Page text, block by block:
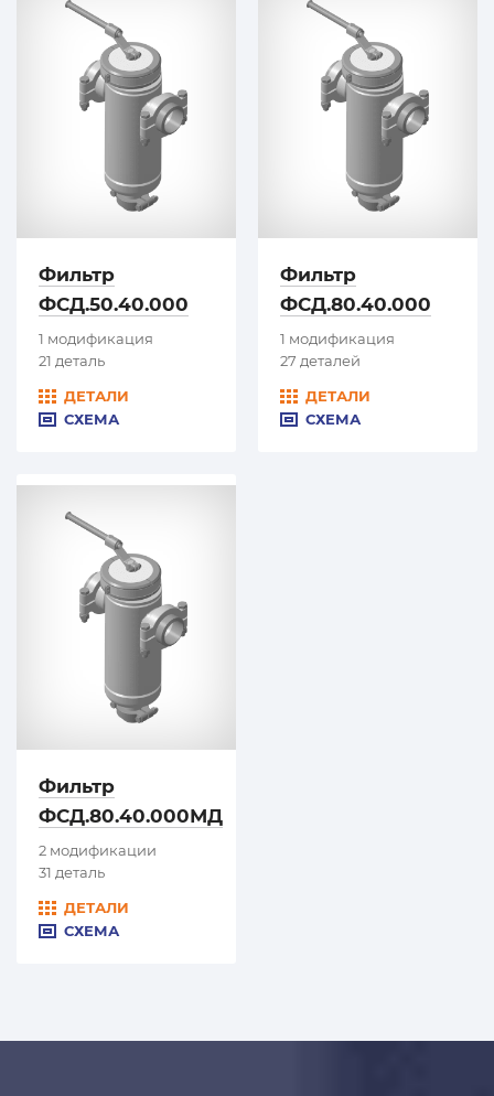
Фильтр
ФСД.50.40.000
1 модификация
21 деталь
ДЕТАЛИ
СХЕМА
Фильтр
ФСД.80.40.000
1 модификация
27 деталей
ДЕТАЛИ
СХЕМА
Фильтр
ФСД.80.40.000МД
2 модификации
31 деталь
ДЕТАЛИ
СХЕМА